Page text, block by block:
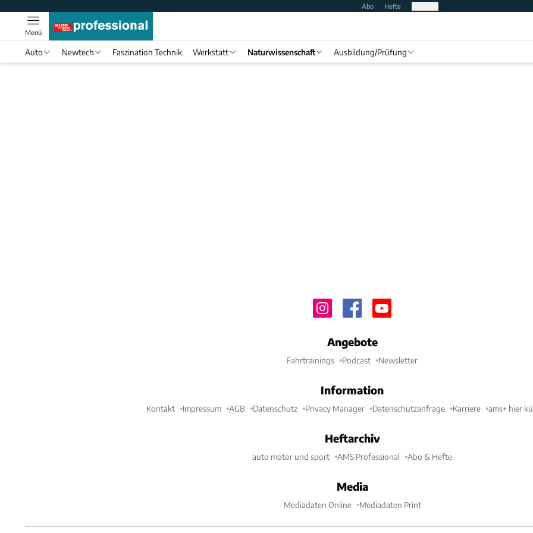
Abo Hefte
Menü
Auto Newtech Faszination Technik Werkstatt Naturwissenschaft Ausbildung/Prüfung
Angebote
Fahrtrainings Podcast Newsletter
Information
Kontakt Impressum AGB Datenschutz Privacy Manager Datenschutzanfrage Karriere ams+ hier
Heftarchiv
auto motor und sport AMS Professional Abo & Hefte
Media
Mediadaten Online Mediadaten Print